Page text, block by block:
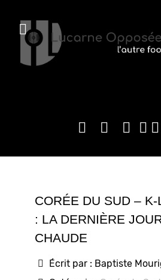
CORÉE DU SUD –
: LA DERNIÈRE
CHAUDE
Écrit par : Baptiste